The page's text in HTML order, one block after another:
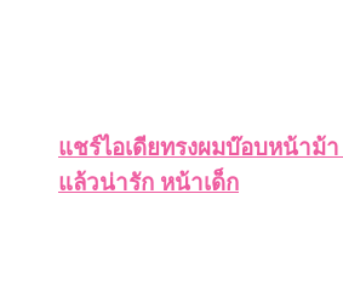
แชร์ไอเดียทรงผมบ๊อบหน้าม้
แล้วน่ารัก หน้าเด็ก